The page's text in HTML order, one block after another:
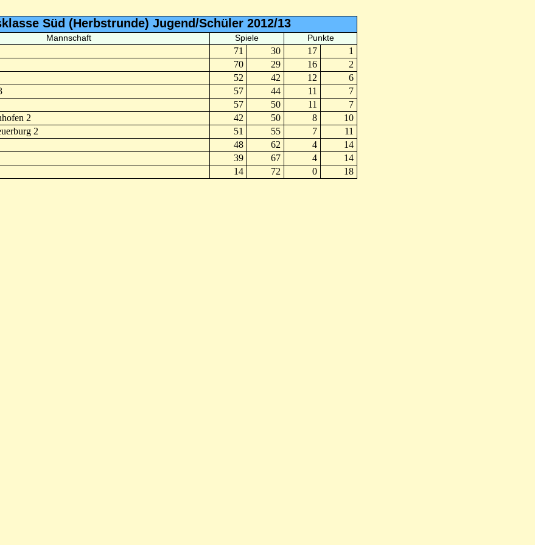
Süd (Herbstrunde) Jugend/Schüler 2012/13
Mannschaft Spiele Punkte
71 30 17
1
70 29 16
2
52 42 12
6
57 44 11
7
57 50 11
7
2 42 50 8
10
2 51 55 7
11
48 62 4
14
39 67 4
14
14 72 0 18